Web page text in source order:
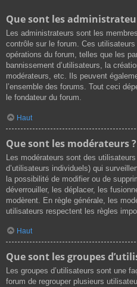
Que sont les
Les administrateurs sont les
contrôle sur le forum. Ces
opérations du forum, telles que les
bannissement d’utilisateurs, la
modérateurs, etc. Ils peuvent
l’ensemble des forums. Tout ceci
le fondateur du forum.
Haut
Que sont les modérateurs ?
Les modérateurs sont des
d’utilisateurs individuels) qui
la possibilité de modifier ou de
déverrouiller, les déplacer, les
modèrent. En règle générale, les
utilisateurs respectent les règles
Haut
Que sont les groupes
Les groupes d’utilisateurs sont une
forum de regrouper plusieurs